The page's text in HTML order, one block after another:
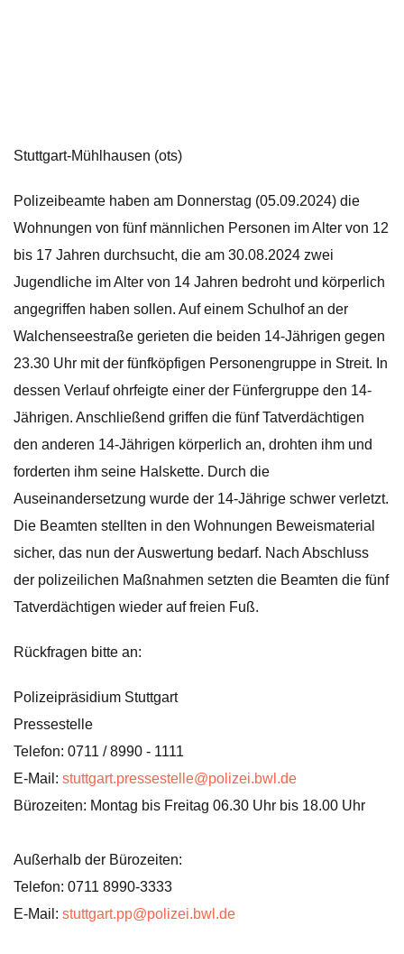
Stuttgart-Mühlhausen (ots)
Polizeibeamte haben am Donnerstag (05.09.2024) die
Wohnungen von fünf männlichen Personen im Alter von 12
bis 17 Jahren durchsucht, die am 30.08.2024 zwei
Jugendliche im Alter von 14 Jahren bedroht und körperlich
angegriffen haben sollen. Auf einem Schulhof an der
Walchenseestraße gerieten die beiden 14-Jährigen gegen
23.30 Uhr mit der fünfköpfigen Personengruppe in Streit. In
dessen Verlauf ohrfeigte einer der Fünfergruppe den 14-
Jährigen. Anschließend griffen die fünf Tatverdächtigen
den anderen 14-Jährigen körperlich an, drohten ihm und
forderten ihm seine Halskette. Durch die
Auseinandersetzung wurde der 14-Jährige schwer verletzt.
Die Beamten stellten in den Wohnungen Beweismaterial
sicher, das nun der Auswertung bedarf. Nach Abschluss
der polizeilichen Maßnahmen setzten die Beamten die fünf
Tatverdächtigen wieder auf freien Fuß.
Rückfragen bitte an:
Polizeipräsidium Stuttgart
Pressestelle
Telefon: 0711 / 8990 - 1111
E-Mail: stuttgart.pressestelle@polizei.bwl.de
Bürozeiten: Montag bis Freitag 06.30 Uhr bis 18.00 Uhr
Außerhalb der Bürozeiten:
Telefon: 0711 8990-3333
E-Mail: stuttgart.pp@polizei.bwl.de